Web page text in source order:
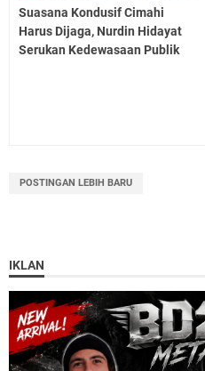
Suasana Kondusif Cimahi
Harus Dijaga, Nurdin Hidayat
Serukan Kedewasaan Publik
POSTINGAN LEBIH BARU
IKLAN